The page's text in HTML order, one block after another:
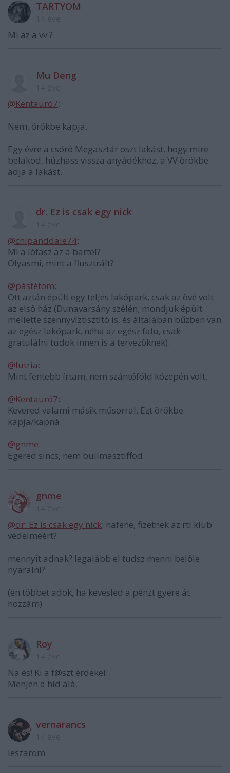
TARTYOM
Mi az a vv ?
Mu Deng
@Kentauró7:
Nem, örökbe kapja.
Egy évre a csóró Megasztár oszt lakást, hogy mire
belakod, húzhass vissza anyádékhoz, a VV örökbe
adja a lakást.
dr. Ez is csak egy nick
@chipanddale74:
Mi a lófasz az a bartel?
Olyasmi, mint a flusztrált?
@pástétom:
Ott aztán épült egy teljes lakópark, csak az övé volt
az első ház (Dunavarsány szélén; mondjuk épült
mellette szennyvíztisztító is, és általában bűzben van
az egész lakópark, néha az egész falu, csak
gratulálni tudok innen is a tervezőknek).
@lutria:
Mint fentebb írtam, nem szántóföld közepén volt.
@Kentauró7:
Kevered valami másik műsorral. Ezt örökbe
kapja/kapná.
@gnme:
Egered sincs, nem bullmasztiffod.
gnme
@dr. Ez is csak egy nick: nafene, fizetnek az rtl klub
védelméért?
mennyit adnak? legalább el tudsz menni belőle
nyaralni?
(én többet adok, ha kevesled a pénzt gyere át
hozzám)
Roy
Na és! Ki a f@szt érdekel.
Menjen a híd alá.
vernarancs
leszarom